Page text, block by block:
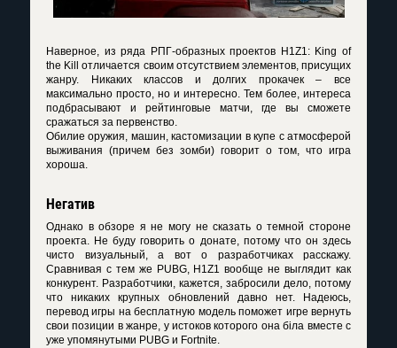
Наверное, из ряда РПГ-образных проектов H1Z1: King of
the Kill отличается своим отсутствием элементов, присущих
жанру. Никаких классов и долгих прокачек – все
максимально просто, но и интересно. Тем более, интереса
подбрасывают и рейтинговые матчи, где вы сможете
сражаться за первенство.
Обилие оружия, машин, кастомизации в купе с атмосферой
выживания (причем без зомби) говорит о том, что игра
хороша.
Негатив
Однако в обзоре я не могу не сказать о темной стороне
проекта. Не буду говорить о донате, потому что он здесь
чисто визуальный, а вот о разработчиках расскажу.
Сравнивая с тем же PUBG, H1Z1 вообще не выглядит как
конкурент. Разработчики, кажется, забросили дело, потому
что никаких крупных обновлений давно нет. Надеюсь,
перевод игры на бесплатную модель поможет игре вернуть
свои позиции в жанре, у истоков которого она біла вместе с
уже упомянутыми PUBG и Fortnite.